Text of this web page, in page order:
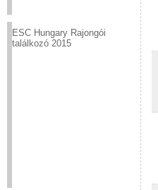
ESC Hungary Rajongói
találkozó 2015